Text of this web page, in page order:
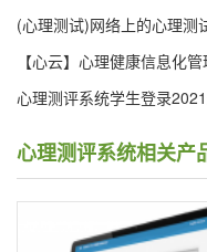
(心理测试)网络上的心理测
【心云】心理健康信息化
心理测评系统学生登录
心理测评系统相关产